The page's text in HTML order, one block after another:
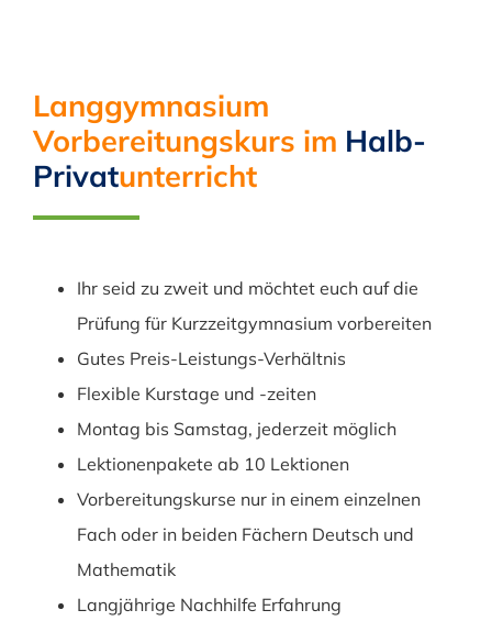
Langgymnasium
Vorbereitungskurs im Halb-
Privatunterricht
Ihr seid zu zweit und möchtet euch auf die
Prüfung für Kurzzeitgymnasium vorbereiten
Gutes Preis-Leistungs-Verhältnis
Flexible Kurstage und -zeiten
Montag bis Samstag, jederzeit möglich
Lektionenpakete ab 10 Lektionen
Vorbereitungskurse nur in einem einzelnen
Fach oder in beiden Fächern Deutsch und
Mathematik
Langjährige Nachhilfe Erfahrung